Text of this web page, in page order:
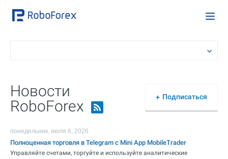
Подписаться
Новости
RoboForex
понедельник, июля 6, 2026
Полноценная торговля в Telegram с Mini App MobileTrader
Управляйте счетами, торгуйте и используйте аналитические